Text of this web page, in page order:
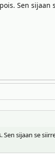
Sen
sijaan se